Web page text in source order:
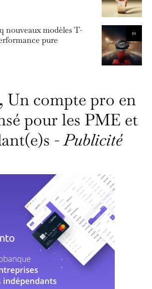
10
nouveaux modèles T-
pure
Un compte pro en
pour les PME et
-Publicité